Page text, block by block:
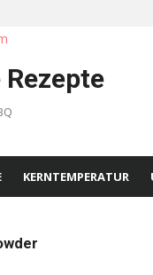
KERNTEMPERATUR